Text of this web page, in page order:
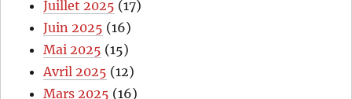
Juillet 2025 (17)
Juin 2025 (16)
Mai 2025 (15)
Avril 2025 (12)
Mars 2025 (16)